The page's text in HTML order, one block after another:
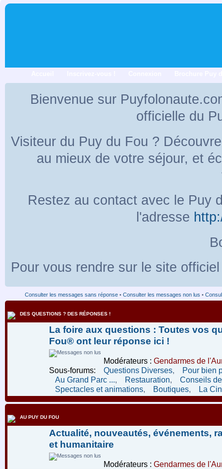
Bienvenue sur
officielle du
Visiteur du Puy du Fou ?
au mieux de votre séjour, et
Restez au contact avec le Puy
l'adresse
Pour vous rendre sur le site
Consulter les messages sans réponse • Consulter les messages non lus •
DES QUESTIONS ? DES RÉPONSES !
La foire aux questions : Toutes vos
Fou® ont leur réponse ici !
Modérateurs : Gendarmes de
Sous-forums:
Questions Diverses
Pour bien
Au Grand Parc ...
Restauration
Conseils
Spectacles et animations
Boutiques La
AU PUY DU FOU
Actualité, nouveautés, événements,
et humanitaire
Modérateurs : Gendarmes de